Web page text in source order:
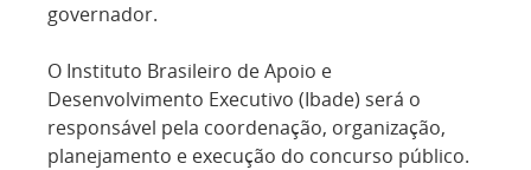
governador.
O Instituto Brasileiro de Apoio e
Desenvolvimento Executivo (Ibade) será o
responsável pela coordenação, organização,
planejamento e execução do concurso público.